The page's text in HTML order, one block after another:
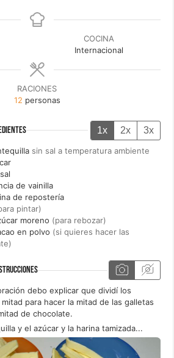
COCINA
Internacional
RACIONES
12 personas
1x 2x 3x
sin sal a temperatura ambiente
sal
de vainilla
de repostería
pintar)
moreno (para rebozar)
en polvo (si quieres hacer las
debo explicar que dividí los
para hacer la mitad de las galletas
de chocolate.
y el azúcar y la harina tamizada...